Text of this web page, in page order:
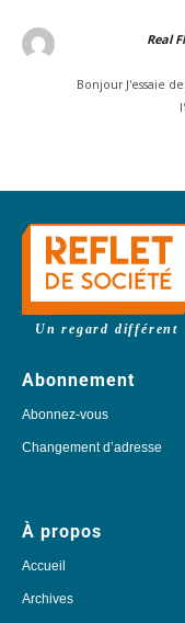
Real
Bonjour J'essaie
Un regard différent
Abonnement
Abonnez-vous
Changement d’adresse
À propos
Accueil
Archives